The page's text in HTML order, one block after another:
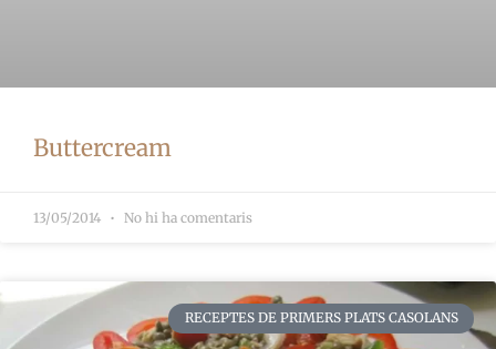
Buttercream
13/05/2014 No hi ha comentaris
RECEPTES DE PRIMERS PLATS CASOLANS